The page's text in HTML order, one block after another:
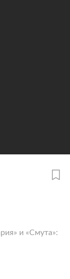
и «Смута»: